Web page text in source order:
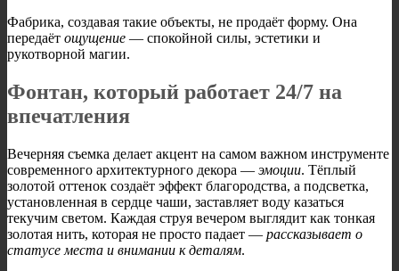
Фабрика, создавая такие объекты, не продаёт форму. Она
передаёт ощущение — спокойной силы, эстетики и
рукотворной магии.
Фонтан, который работает 24/7 на
впечатления
Вечерняя съемка делает акцент на самом важном инструменте
современного архитектурного декора — эмоции. Тёплый
золотой оттенок создаёт эффект благородства, а подсветка,
установленная в сердце чаши, заставляет воду казаться
текучим светом. Каждая струя вечером выглядит как тонкая
золотая нить, которая не просто падает — рассказывает о
статусе места и внимании к деталям.